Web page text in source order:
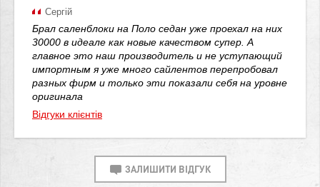
Сергій
Брал саленблоки на Поло седан уже проехал на них
30000 в идеале как новые качеством супер. А
главное это наш производитель и не уступающий
импортным я уже много сайлентов перепробовал
разных фирм и только эти показали себя на уровне
оригинала
Відгуки клієнтів
ЗАЛИШИТИ ВІДГУК